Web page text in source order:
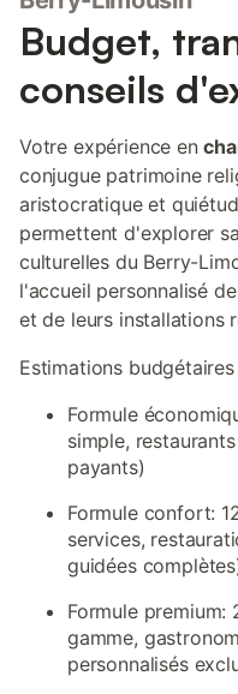
Budget,
conseils
Votre expérience en
conjugue patrimoine
aristocratique et
permettent d'explorer
culturelles du Berry-
l'accueil personnalisé
et de leurs installations
Estimations
Formule
simple,
payants)
Formule confort:
services,
guidées
Formule
gamme,
personnalisés